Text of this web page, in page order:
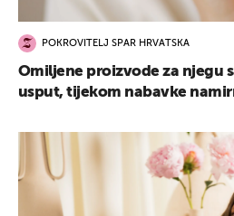
POKROVITELJ SPAR HRVATSKA
Omiljene proizvode za njegu
usput, tijekom nabavke